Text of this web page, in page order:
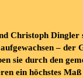
Christoph Dingler
aufgewachsen – der
sie durch den
ein höchstes Maß